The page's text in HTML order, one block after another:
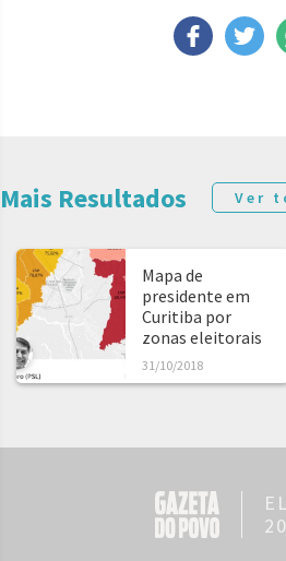
Mais Resultados Ver
Mapa de
presidente em
Curitiba por
zonas eleitorais
31/10/2018